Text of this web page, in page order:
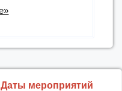
мероприятий